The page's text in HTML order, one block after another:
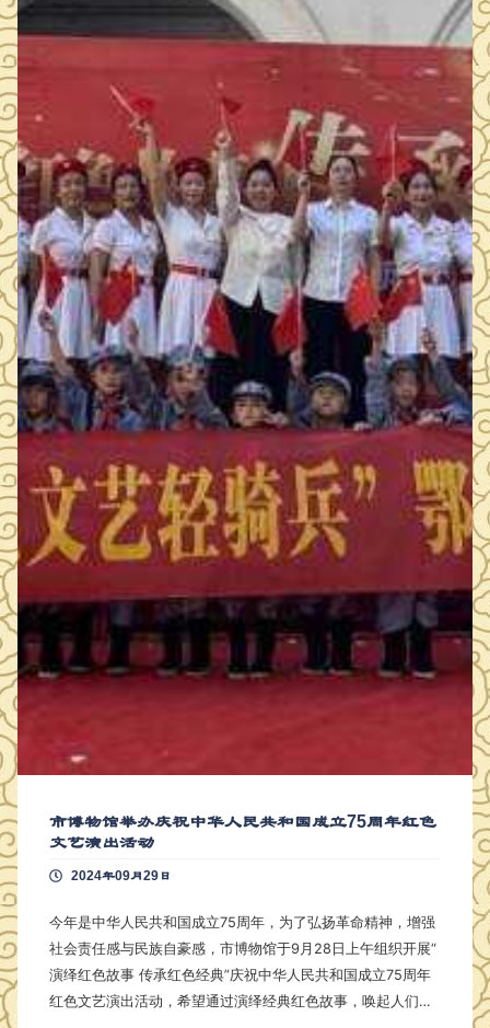
市博物馆举办庆祝中华人民共和国成立75周年红色
文艺演出活动
2024年09月29日
今年是中华人民共和国成立75周年，为了弘扬革命精神，增强
社会责任感与民族自豪感，市博物馆于9月28日上午组织开展“
演绎红色故事 传承红色经典”庆祝中华人民共和国成立75周年
红色文艺演出活动，希望通过演绎经典红色故事，唤起人们对